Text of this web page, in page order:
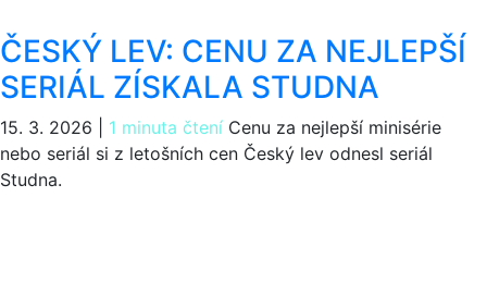
ČESKÝ LEV: CENU ZA NEJLEPŠÍ
SERIÁL ZÍSKALA STUDNA
15. 3. 2026 1 minuta čtení Cenu za nejlepší minisérie
nebo seriál si z letošních cen Český lev odnesl seriál
Studna.